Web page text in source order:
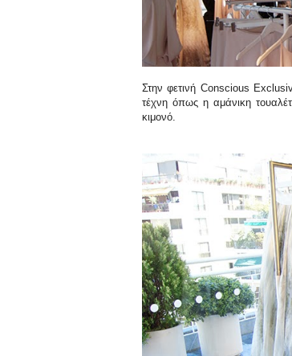
Στην φετινή Conscious
τέχνη όπως η αμάνικη
κιμονό.